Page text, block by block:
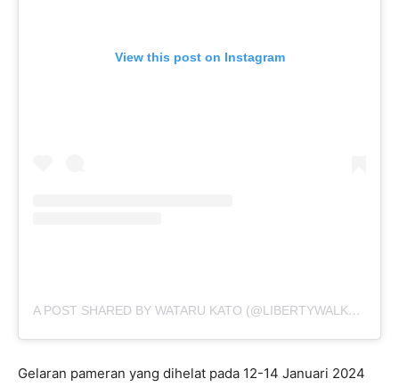
View this post on Instagram
A POST SHARED BY WATARU KATO (@LIBERTYWALKKATO)
Gelaran pameran yang dihelat pada 12-14 Januari 2024